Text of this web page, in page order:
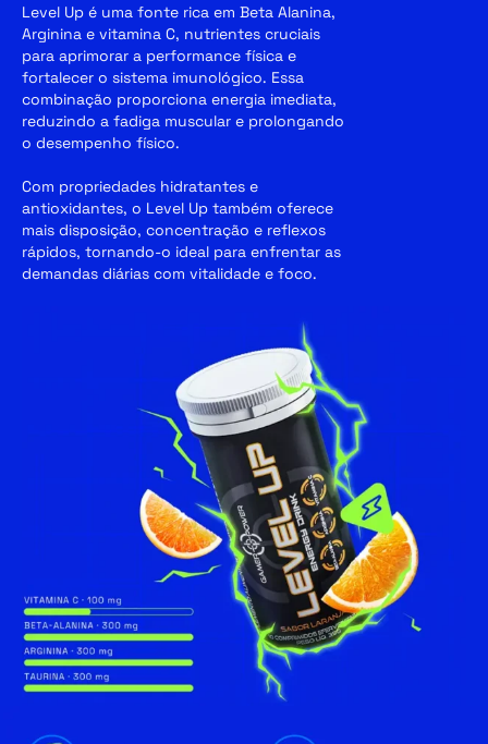
Level Up é uma fonte rica em Beta Alanina,
Arginina e vitamina C, nutrientes cruciais
para aprimorar a performance física e
fortalecer o sistema imunológico. Essa
combinação proporciona energia imediata,
reduzindo a fadiga muscular e prolongando
o desempenho físico.
Com propriedades hidratantes e
antioxidantes, o Level Up também oferece
mais disposição, concentração e reflexos
rápidos, tornando-o ideal para enfrentar as
demandas diárias com vitalidade e foco.